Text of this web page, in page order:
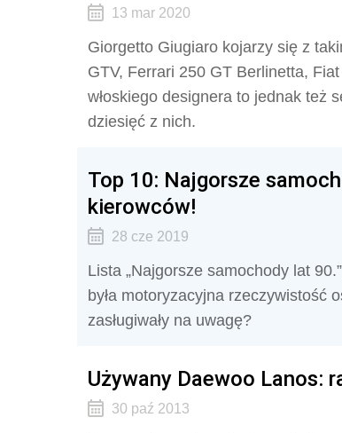
13 mar 2020
Giorgetto Giugiaro kojarzy się z
GTV, Ferrari 250 GT Berlinetta,
włoskiego designera to jednak też
dziesięć z nich.
Top 10: Najgorsze
kierowców!
28 cze 2019
Lista „Najgorsze samochody lat
była motoryzacyjna rzeczywistość
zasługiwały na uwagę?
Używany Daewoo Lanos:
30 paź 2013